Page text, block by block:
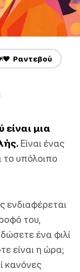
Ραντεβού
μια
Είναι ένας
υπόλοιπο
ενδιαφέρεται
του,
ένα φιλί
είναι η ώρα;
κανόνες